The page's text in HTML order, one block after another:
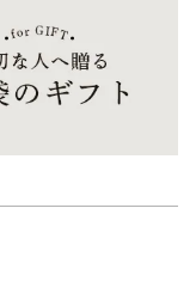
スロングサイズを
を注文したが、
在庫切れだったの
購入できないよう
のに、残念でた